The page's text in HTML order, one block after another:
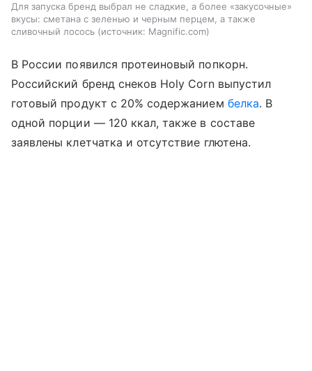
Для запуска бренд выбрал не сладкие, а более «закусочные»
вкусы: сметана с зеленью и черным перцем, а также
сливочный лосось
источник: Magnific.com
В России появился протеиновый попкорн.
Российский бренд снеков Holy Corn выпустил
готовый продукт с 20% содержанием белка. В
одной порции — 120 ккал, также в составе
заявлены клетчатка и отсутствие глютена.